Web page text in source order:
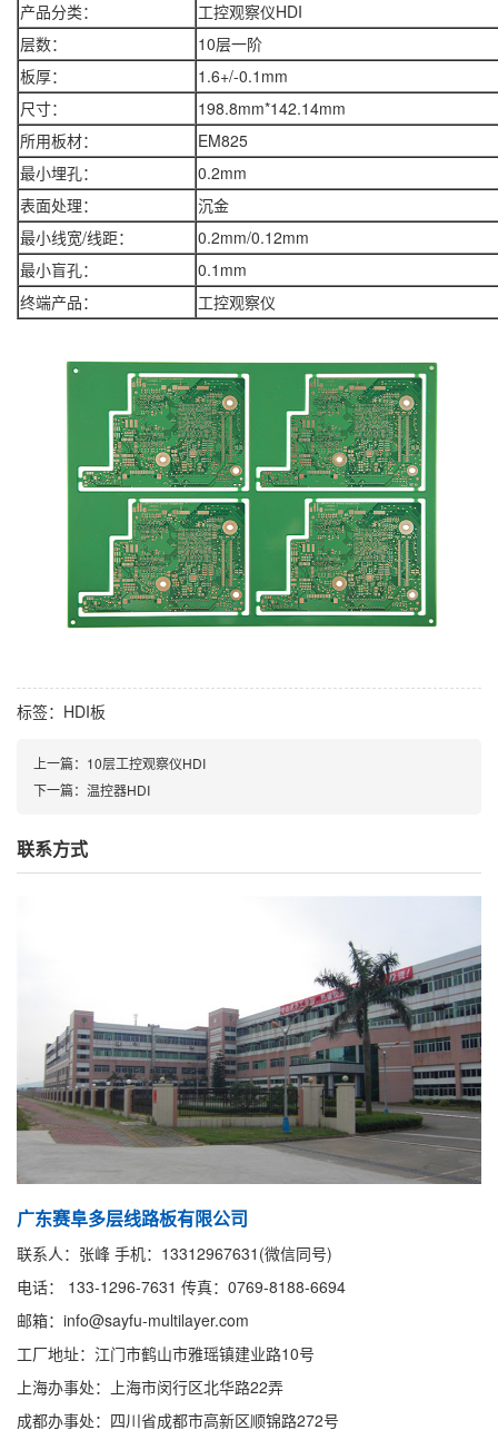
产品分类：
工控观察仪HDI
层数：
10层一阶
板厚：
1.6+/-0.1mm
尺寸：
198.8mm*142.14mm
所用板材：
EM825
最小埋孔：
0.2mm
表面处理：
沉金
最小线宽/线距：
0.2mm/0.12mm
最小盲孔：
0.1mm
终端产品：
工控观察仪
标签： HDI板
上一篇： 10层工控观察仪HDI
下一篇： 温控器HDI
联系方式
广东赛阜多层线路板有限公司
联系人：张峰 手机：13312967631(微信同号)
电话： 133-1296-7631 传真：0769-8188-6694
邮箱：info@sayfu-multilayer.com
工厂地址：江门市鹤山市雅瑶镇建业路10号
上海办事处：上海市闵行区北华路22弄
成都办事处：四川省成都市高新区顺锦路272号